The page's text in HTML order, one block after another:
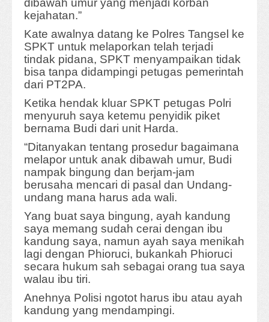
dibawah umur yang menjadi korban
kejahatan.”
Kate awalnya datang ke Polres Tangsel ke
SPKT untuk melaporkan telah terjadi
tindak pidana, SPKT menyampaikan tidak
bisa tanpa didampingi petugas pemerintah
dari PT2PA.
Ketika hendak kluar SPKT petugas Polri
menyuruh saya ketemu penyidik piket
bernama Budi dari unit Harda.
“Ditanyakan tentang prosedur bagaimana
melapor untuk anak dibawah umur, Budi
nampak bingung dan berjam-jam
berusaha mencari di pasal dan Undang-
undang mana harus ada wali.
Yang buat saya bingung, ayah kandung
saya memang sudah cerai dengan ibu
kandung saya, namun ayah saya menikah
lagi dengan Phioruci, bukankah Phioruci
secara hukum sah sebagai orang tua saya
walau ibu tiri.
Anehnya Polisi ngotot harus ibu atau ayah
kandung yang mendampingi.